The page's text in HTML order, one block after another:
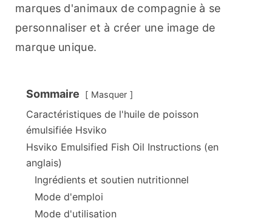
marques d'animaux de compagnie à se
personnaliser et à créer une image de
marque unique.
Sommaire Masquer
Caractéristiques de l'huile de poisson
émulsifiée Hsviko
Hsviko Emulsified Fish Oil Instructions (en
anglais)
Ingrédients et soutien nutritionnel
Mode d'emploi
Mode d'utilisation